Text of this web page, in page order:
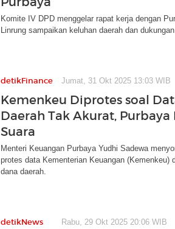
Komite IV DPD menggelar rapat kerja dengan
Linrung sampaikan keluhan daerah dan
detikFinance Jumat, 31 Okt 2025 13:03 WIB
Kemenkeu Diprotes soal
Daerah Tak Akurat, Purbaya
Suara
Menteri Keuangan Purbaya Yudhi Sadewa
protes data Kementerian Keuangan (Kemenkeu)
dana daerah.
detikNews Rabu, 29 Okt 2025 20:06 WIB